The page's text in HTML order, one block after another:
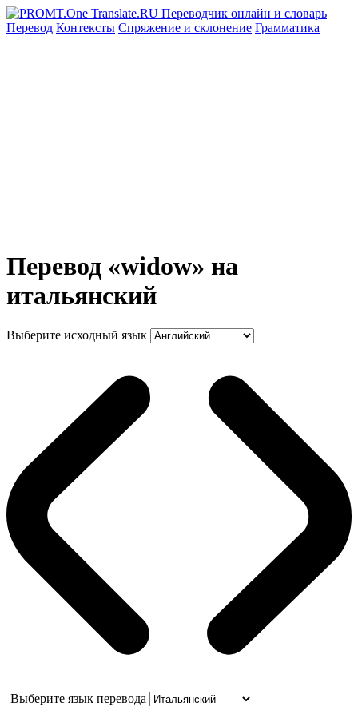
Перевод Контексты Спряжение и склонение Грамматика
Перевод «widow» на
итальянский
Выберите исходный язык
Выберите язык перевода